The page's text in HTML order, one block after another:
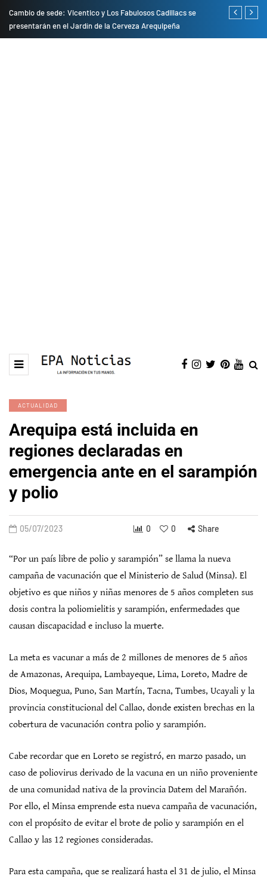
Cambio de sede: Vicentico y Los Fabulosos Cadillacs se
presentarán en el Jardín de la Cerveza Arequipeña
Empresas
ACTUALIDAD
Arequipa está incluida en
regiones declaradas en
emergencia ante en el sarampión
y polio
05/07/2023 0 0 Share
“Por un país libre de polio y sarampión” se llama la nueva
campaña de vacunación que el Ministerio de Salud (Minsa). El
objetivo es que niños y niñas menores de 5 años completen sus
dosis contra la poliomielitis y sarampión, enfermedades que
causan discapacidad e incluso la muerte.
La meta es vacunar a más de 2 millones de menores de 5 años
de Amazonas, Arequipa, Lambayeque, Lima, Loreto, Madre de
Dios, Moquegua, Puno, San Martín, Tacna, Tumbes, Ucayali y la
provincia constitucional del Callao, donde existen brechas en la
cobertura de vacunación contra polio y sarampión.
Cabe recordar que en Loreto se registró, en marzo pasado, un
caso de poliovirus derivado de la vacuna en un niño proveniente
de una comunidad nativa de la provincia Datem del Marañón.
Por ello, el Minsa emprende esta nueva campaña de vacunación,
con el propósito de evitar el brote de polio y sarampión en el
Callao y las 12 regiones consideradas.
Para esta campaña, que se realizará hasta el 31 de julio, el Minsa